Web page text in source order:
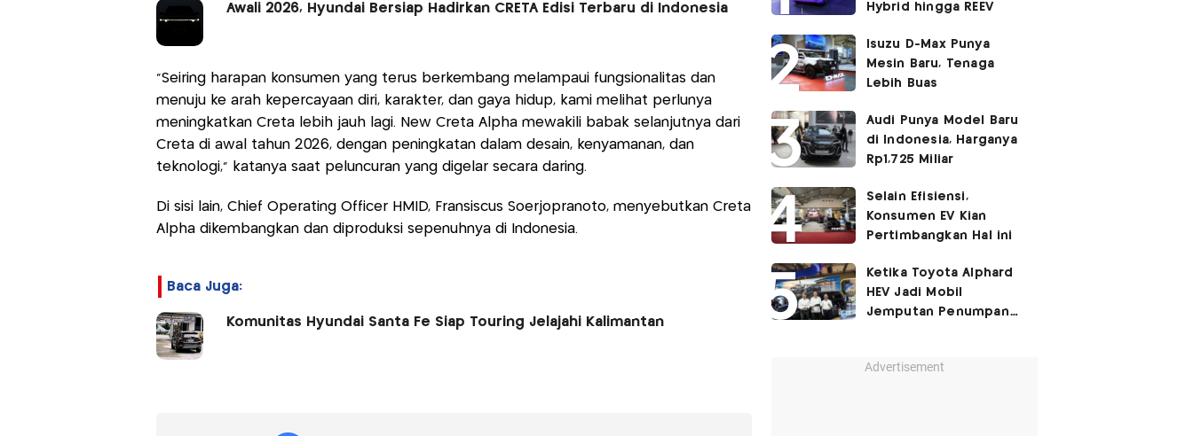
Awali 2026, Hyundai Bersiap Hadirkan CRETA Edisi Terbaru di Indonesia
“Seiring harapan konsumen yang terus berkembang melampaui fungsionalitas dan
menuju ke arah kepercayaan diri, karakter, dan gaya hidup, kami melihat perlunya
meningkatkan Creta lebih jauh lagi. New Creta Alpha mewakili babak selanjutnya dari
Creta di awal tahun 2026, dengan peningkatan dalam desain, kenyamanan, dan
teknologi,” katanya saat peluncuran yang digelar secara daring.
Di sisi lain, Chief Operating Officer HMID, Fransiscus Soerjopranoto, menyebutkan Creta
Alpha dikembangkan dan diproduksi sepenuhnya di Indonesia.
Baca Juga:
Komunitas Hyundai Santa Fe Siap Touring Jelajahi Kalimantan
Hybrid hingga REEV
Isuzu D-Max Punya
Mesin Baru, Tenaga
Lebih Buas
Audi Punya Model Baru
di Indonesia, Harganya
Rp1,725 Miliar
Selain Efisiensi,
Konsumen EV Kian
Pertimbangkan Hal ini
Ketika Toyota Alphard
HEV Jadi Mobil
Jemputan Penumpang
Advertisement